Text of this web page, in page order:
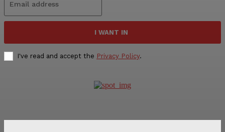
I WANT IN
I've read and accept the Privacy Policy.